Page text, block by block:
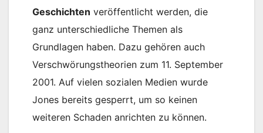
Geschichten veröffentlicht werden, die
ganz unterschiedliche Themen als
Grundlagen haben. Dazu gehören auch
Verschwörungstheorien zum 11. September
2001. Auf vielen sozialen Medien wurde
Jones bereits gesperrt, um so keinen
weiteren Schaden anrichten zu können.